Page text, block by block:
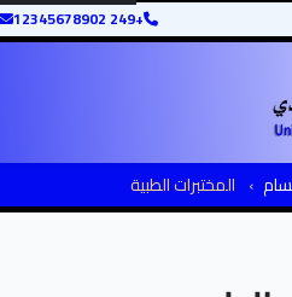
+249 12345678902
المختبرات الطبية